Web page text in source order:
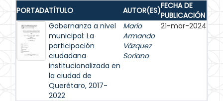
PORTADATÍTULO AUTOR(ES)FECHA DE
PUBLICACIÓN
Gobernanza a nivel
municipal: La
participación
ciudadana
institucionalizada en
la ciudad de
Querétaro, 2017-
2022
Mario
Armando
Vázquez
Soriano
21-mar-2024